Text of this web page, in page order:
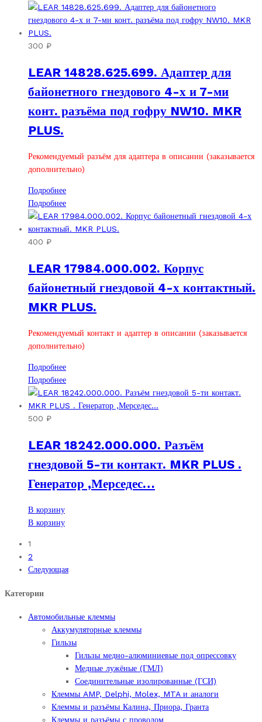
300 ₽
LEAR 14828.625.699. Адаптер для
байонетного гнездового 4-х и 7-ми
конт. разъёма под гофру NW10. MKR
PLUS.
Рекомендуемый разъём для адаптера в описании (заказывается
дополнительно)
Подробнее
Подробнее
400 ₽
LEAR 17984.000.002. Корпус
байонетный гнездовой 4-х контактный.
MKR PLUS.
Рекомендуемый контакт и адаптер в описании (заказывается
дополнительно)
Подробнее
Подробнее
500 ₽
LEAR 18242.000.000. Разъём
гнездовой 5-ти контакт. MKR PLUS .
Генератор ,Мерседес…
В корзину
В корзину
1
2
Следующая
Категории
Автомобильные клеммы
Аккумуляторные клеммы
Гильзы
Гильзы медно-алюминиевые под опрессовку
Медные лужёные (ГМЛ)
Соединительные изолированные (ГСИ)
Клеммы AMP, Delphi, Molex, MTA и аналоги
Клеммы и разъёмы Калина, Приора, Гранта
Клеммы и разъёмы с проводом